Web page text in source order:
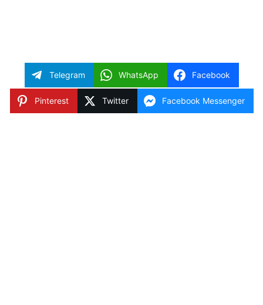
Telegram WhatsApp Facebook
Pinterest Twitter Facebook Messenger